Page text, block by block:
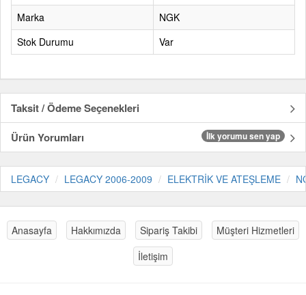
Marka
NGK
Stok Durumu
Var
Taksit / Ödeme Seçenekleri
Ürün Yorumları
İlk yorumu sen yap
LEGACY LEGACY 2006-2009 ELEKTRİK VE ATEŞLEME
Anasayfa Hakkımızda Sipariş Takibi
Müşteri Hizmetleri
İletişim